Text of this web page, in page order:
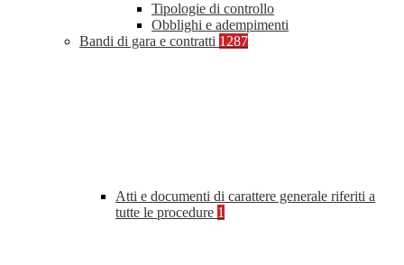
Tipologie di controllo
Obblighi e adempimenti
Bandi di gara e contratti 1287
Atti e documenti di carattere generale riferiti a
tutte le procedure 1